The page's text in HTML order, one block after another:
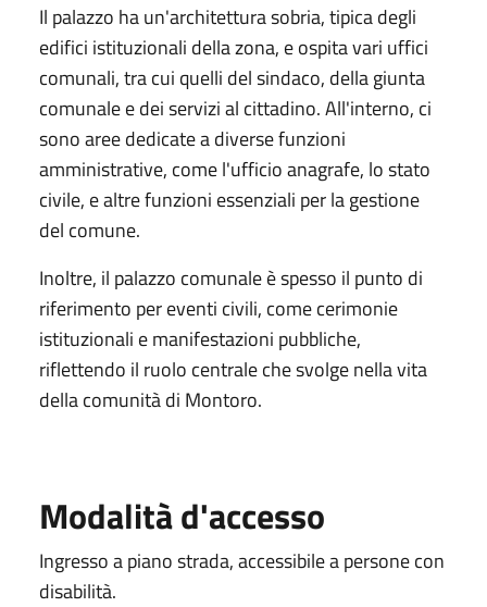
Il palazzo ha un'architettura sobria, tipica degli
edifici istituzionali della zona, e ospita vari uffici
comunali, tra cui quelli del sindaco, della giunta
comunale e dei servizi al cittadino. All'interno, ci
sono aree dedicate a diverse funzioni
amministrative, come l'ufficio anagrafe, lo stato
civile, e altre funzioni essenziali per la gestione
del comune.
Inoltre, il palazzo comunale è spesso il punto di
riferimento per eventi civili, come cerimonie
istituzionali e manifestazioni pubbliche,
riflettendo il ruolo centrale che svolge nella vita
della comunità di Montoro.
Modalità d'accesso
Ingresso a piano strada, accessibile a persone con
disabilità.